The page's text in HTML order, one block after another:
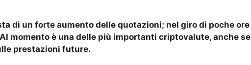
di un forte aumento delle quotazioni; nel giro di poche ore
momento è una delle più importanti criptovalute, anche se
prestazioni future.